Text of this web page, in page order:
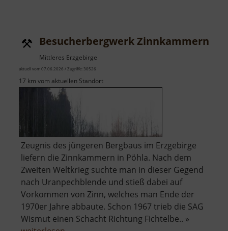
Besucherbergwerk Zinnkammern
Mittleres Erzgebirge
aktuell vom 07.06.2026 / Zugriffe: 30526
17 km vom aktuellen Standort
Zeugnis des jüngeren Bergbaus im Erzgebirge
liefern die Zinnkammern in Pöhla. Nach dem
Zweiten Weltkrieg suchte man in dieser Gegend
nach Uranpechblende und stieß dabei auf
Vorkommen von Zinn, welches man Ende der
1970er Jahre abbaute. Schon 1967 trieb die SAG
Wismut einen Schacht Richtung Fichtelbe.. »